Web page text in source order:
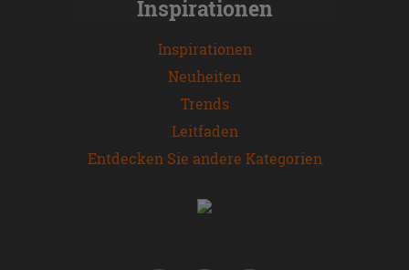
Inspirationen
Inspirationen
Neuheiten
Trends
Leitfaden
Entdecken Sie andere Kategorien